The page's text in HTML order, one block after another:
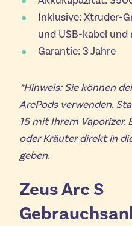
Inklusive: Xtruder-
und USB-kabel und
Garantie: 3 Jahre
*Hinweis: Sie können
ArcPods verwenden.
15 mit Ihrem Vaporizer.
oder Kräuter direkt in
geben.
Zeus Arc S